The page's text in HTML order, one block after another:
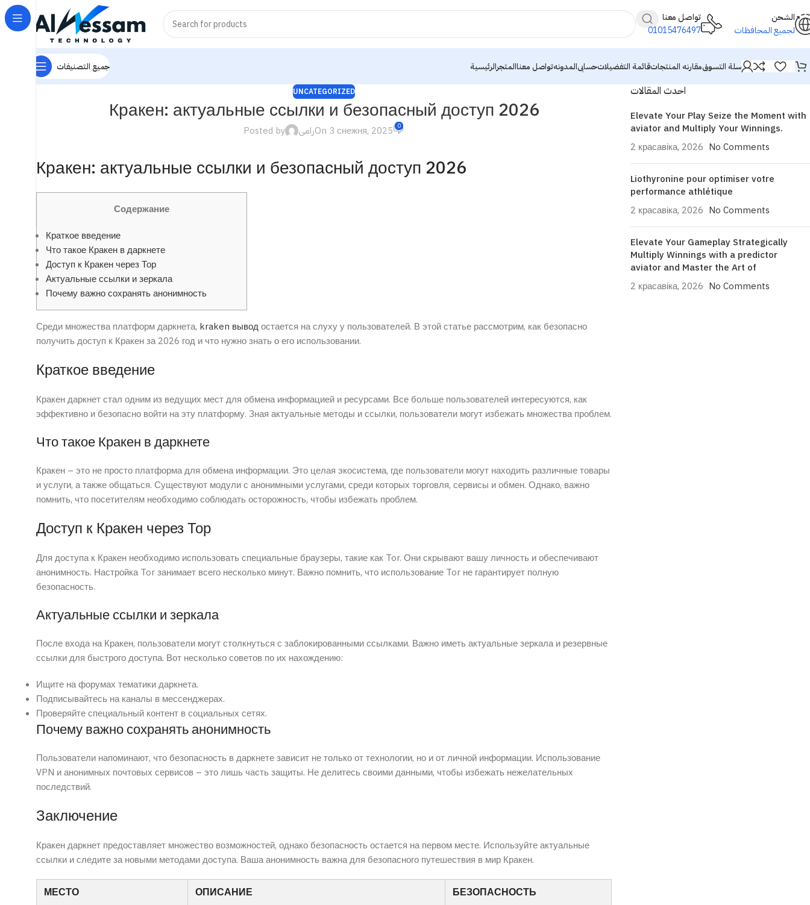
تواصل معنا
01015476497
الشحن
لجميع المحافظات
جميع التصنيفات الرئيسيةالمتجرتواصل معناالمدونهحسابىقائمة التفضيلاتمقارنه المنتجاتسلة التسوق
UNCATEGORIZED
Кракен: актуальные ссылки и безопасный доступ 2026
Posted by رامىOn 3 снежня, 2025 0
Кракен: актуальные ссылки и безопасный доступ 2026
Содержание
Краткое введение
Что такое Кракен в даркнете
Доступ к Кракен через Тор
Актуальные ссылки и зеркала
Почему важно сохранять анонимность
Среди множества платформ даркнета, kraken выводостается на слуху у пользователей. В этой статье рассмотрим, как безопасно
получить доступ к Кракен за 2026 год и что нужно знать о его использовании.
Краткое введение
Кракен даркнет стал одним из ведущих мест для обмена информацией и ресурсами. Все больше пользователей интересуются, как
эффективно и безопасно войти на эту платформу. Зная актуальные методы и ссылки, пользователи могут избежать множества проблем.
Что такое Кракен в даркнете
Кракен – это не просто платформа для обмена информации. Это целая экосистема, где пользователи могут находить различные товары
и услуги, а также общаться. Существуют модули с анонимными услугами, среди которых торговля, сервисы и обмен. Однако, важно
помнить, что посетителям необходимо соблюдать осторожность, чтобы избежать проблем.
Доступ к Кракен через Тор
Для доступа к Кракен необходимо использовать специальные браузеры, такие как Tor. Они скрывают вашу личность и обеспечивают
анонимность. Настройка Tor занимает всего несколько минут. Важно помнить, что использование Tor не гарантирует полную
безопасность.
Актуальные ссылки и зеркала
После входа на Кракен, пользователи могут столкнуться с заблокированными ссылками. Важно иметь актуальные зеркала и резервные
ссылки для быстрого доступа. Вот несколько советов по их нахождению:
Ищите на форумах тематики даркнета.
Подписывайтесь на каналы в мессенджерах.
Проверяйте специальный контент в социальных сетях.
Почему важно сохранять анонимность
Пользователи напоминают, что безопасность в даркнете зависит не только от технологии, но и от личной информации. Использование
VPN и анонимных почтовых сервисов – это лишь часть защиты. Не делитесь своими данными, чтобы избежать нежелательных
последствий.
Заключение
Кракен даркнет предоставляет множество возможностей, однако безопасность остается на первом месте. Используйте актуальные
ссылки и следите за новыми методами доступа. Ваша анонимность важна для безопасного путешествия в мир Кракен.
МЕСТО ОПИСАНИЕ БЕЗОПАСНОСТЬ
احدث المقالات
Elevate Your Play Seize the Moment with
aviator and Multiply Your Winnings.
2 красавіка, 2026 No Comments
Liothyronine pour optimiser votre
performance athlétique
2 красавіка, 2026 No Comments
Elevate Your Gameplay Strategically
Multiply Winnings with a predictor
aviator and Master the Art of
2 красавіка, 2026 No Comments